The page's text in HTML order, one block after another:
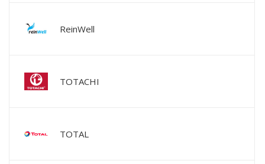
ReinWell
TOTACHI
TOTAL